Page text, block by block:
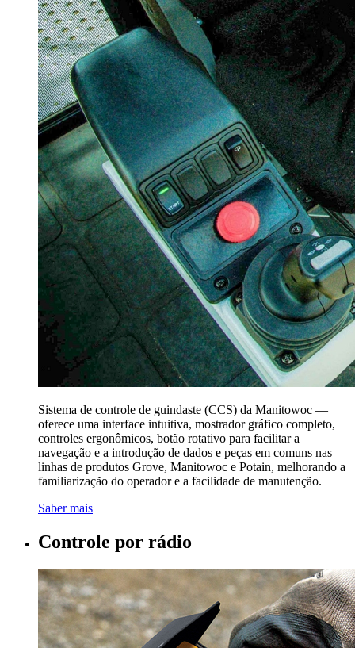
Sistema de controle de guindaste (CCS) da Manitowoc —
oferece uma interface intuitiva, mostrador gráfico completo,
controles ergonômicos, botão rotativo para facilitar a
navegação e a introdução de dados e peças em comuns nas
linhas de produtos Grove, Manitowoc e Potain, melhorando a
familiarização do operador e a facilidade de manutenção.
Saber mais
Controle por rádio